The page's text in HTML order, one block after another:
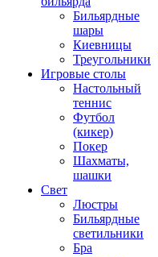
Бильярдные
шары
Киевницы
Треугольники
Игровые столы
Настольный
теннис
Футбол
(кикер)
Покер
Шахматы,
шашки
Свет
Люстры
Бильярдные
светильники
Бра